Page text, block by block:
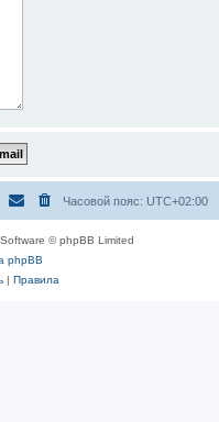
Часовой пояс: UTC+02:00
© phpBB Limited
phpBB
| Правила